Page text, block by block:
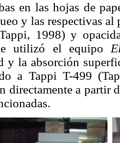
en las hojas de
y las respectivas al
1998) y
utilizó el equipo
y la absorción
a Tappi T-499
directamente a partir